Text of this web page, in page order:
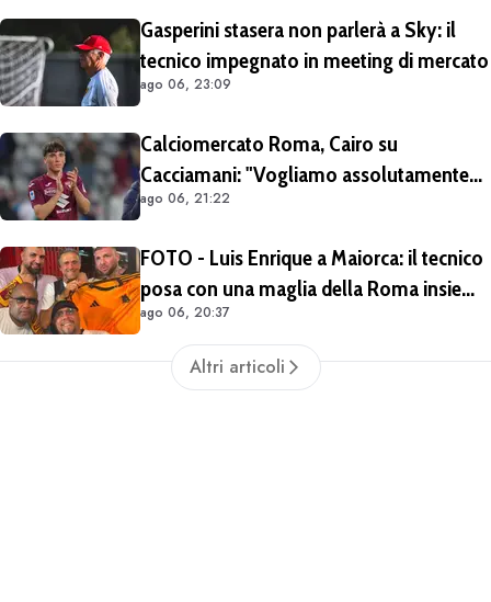
Gasperini stasera non parlerà a Sky: il
tecnico impegnato in meeting di mercato
ago 06, 23:09
Calciomercato Roma, Cairo su
Cacciamani: "Vogliamo assolutamente
tenerlo". Distanza tra i club sulla
ago 06, 21:22
FOTO - Luis Enrique a Maiorca: il tecnico
posa con una maglia della Roma insieme
ai tifosi giallorossi
ago 06, 20:37
Altri articoli